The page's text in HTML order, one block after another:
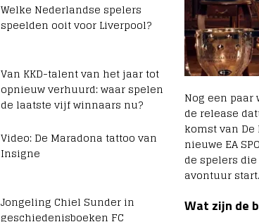
Nog een paar
de release
komst van
nieuwe EA
de spelers
avontuur start.
Wat zijn de
Welke Nederlandse spelers
speelden ooit voor Liverpool?
Van KKD-talent van het jaar tot
opnieuw verhuurd: waar spelen
de laatste vijf winnaars nu?
Video: De Maradona tattoo van
Insigne
Jongeling Chiel Sunder in
geschiedenisboeken FC